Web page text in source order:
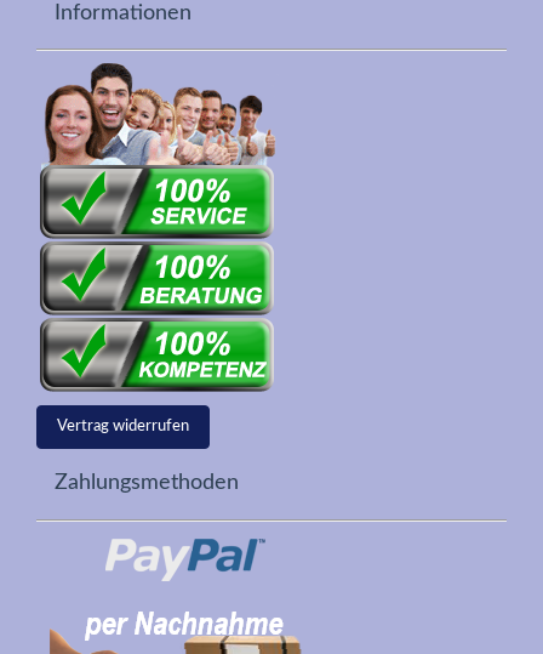
Informationen
Vertrag widerrufen
Zahlungsmethoden